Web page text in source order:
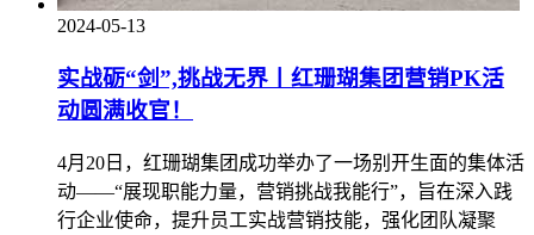
2024-05-13
实战砺“剑”,挑战无界丨红珊瑚集团营销PK活
动圆满收官！
4月20日，红珊瑚集团成功举办了一场别开生面的集体活
动——“展现职能力量，营销挑战我能行”，旨在深入践
行企业使命，提升员工实战营销技能，强化团队凝聚